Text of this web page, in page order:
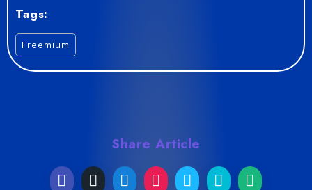
Tags:
Freemium
Share Article